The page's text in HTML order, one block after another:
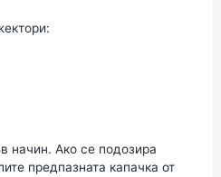
начин. Ако се подозира
предпазната капачка от